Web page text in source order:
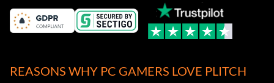
REASONS WHY PC GAMERS LOVE PLITCH